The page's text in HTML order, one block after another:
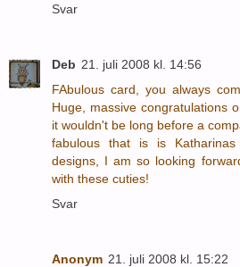
Svar
Deb 21. juli 2008 kl. 14:56
FAbulous card, you always
Huge, massive congratulations
it wouldn't be long before a
fabulous that is is
designs, I am so looking
with these cuties!
Svar
Anonym 21. juli 2008 kl. 15:22